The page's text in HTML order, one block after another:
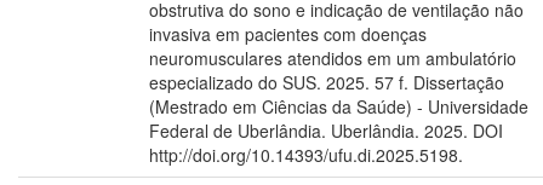
obstrutiva do sono e indicação de ventilação não
invasiva em pacientes com doenças
neuromusculares atendidos em um ambulatório
especializado do SUS. 2025. 57 f. Dissertação
(Mestrado em Ciências da Saúde) - Universidade
Federal de Uberlândia. Uberlândia. 2025. DOI
http://doi.org/10.14393/ufu.di.2025.5198.